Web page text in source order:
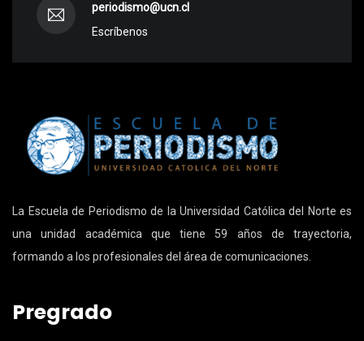
periodismo@ucn.cl
Escríbenos
La Escuela de Periodismo de la Universidad Católica del Norte es
una unidad académica que tiene 59 años de trayectoria,
formando a los profesionales del área de comunicaciones.
Pregrado